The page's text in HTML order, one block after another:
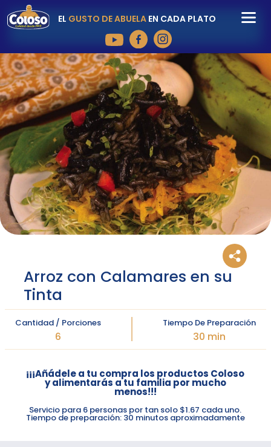
EL GUSTO DE ABUELAEN CADA PLATO
Arroz con Calamares en su
Tinta
Cantidad / Porciones
6
Tiempo De Preparación
30 min
¡¡¡Añádele a tu compra los productos Coloso
y alimentarás a tu familia por mucho
menos!!!
Servicio para 6 personas por tan solo $1.67 cada uno.
Tiempo de preparación: 30 minutos aproximadamente